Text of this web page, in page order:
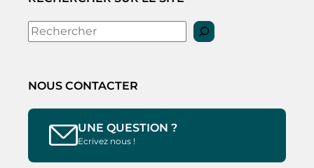
Rechercher
NOUS CONTACTER
UNE QUESTION ?
Ecrivez nous !